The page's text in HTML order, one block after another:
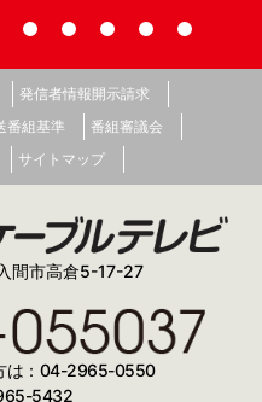
発信者情報開示請求
番組基準
番組審議会
サイトマップ
間市高倉5-17-27
は：04-2965-0550
5432